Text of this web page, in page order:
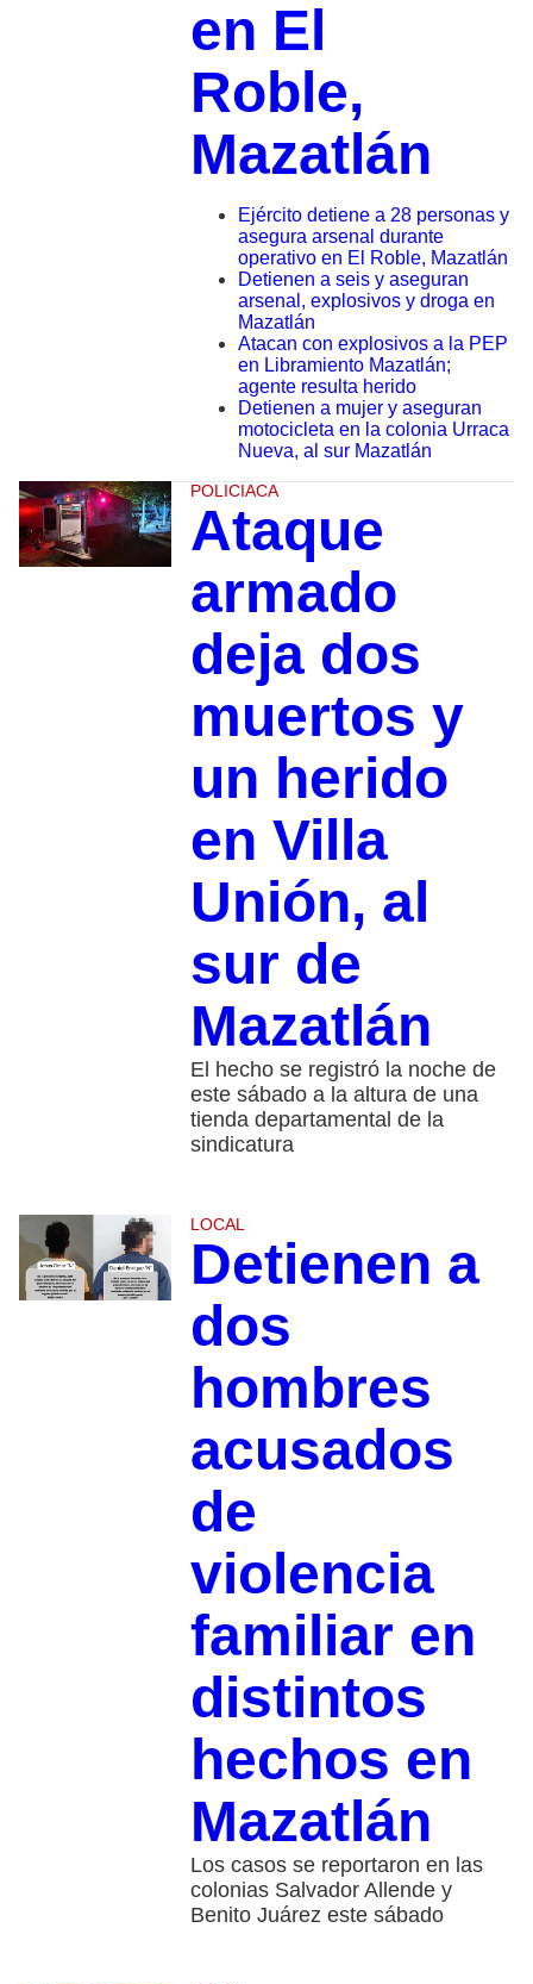
en El
Roble,
Mazatlán
Ejército detiene a 28 personas y
asegura arsenal durante
operativo en El Roble, Mazatlán
Detienen a seis y aseguran
arsenal, explosivos y droga en
Mazatlán
Atacan con explosivos a la PEP
en Libramiento Mazatlán;
agente resulta herido
Detienen a mujer y aseguran
motocicleta en la colonia Urraca
Nueva, al sur Mazatlán
POLICIACA
Ataque
armado
deja dos
muertos y
un herido
en Villa
Unión, al
sur de
Mazatlán
El hecho se registró la noche de
este sábado a la altura de una
tienda departamental de la
sindicatura
LOCAL
Detienen a
dos
hombres
acusados
de
violencia
familiar en
distintos
hechos en
Mazatlán
Los casos se reportaron en las
colonias Salvador Allende y
Benito Juárez este sábado